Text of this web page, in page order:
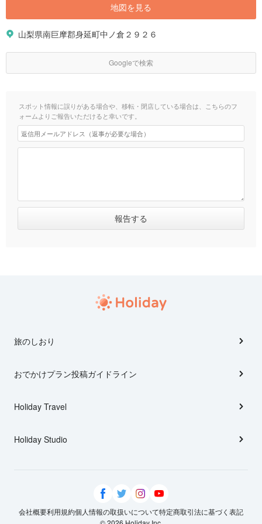
地図を見る
山梨県南巨摩郡身延町中ノ倉２９２６
Googleで検索
スポット情報に誤りがある場合や、移転・閉店している場合は、こちらのフ
ォームよりご報告いただけると幸いです。
旅のしおり
おでかけプラン投稿ガイドライン
Holiday Travel
Holiday Studio
会社概要利用規約個人情報の取扱いについて特定商取引法に基づく表記